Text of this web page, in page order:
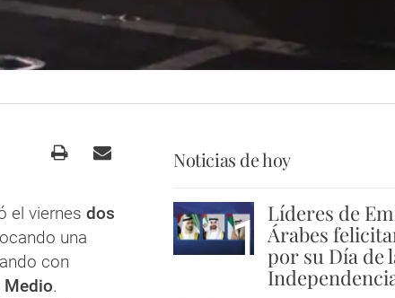
el viernes dos
una
con
Medio.
Noticias de hoy
1 Líderes de
Árabes
por su Día de